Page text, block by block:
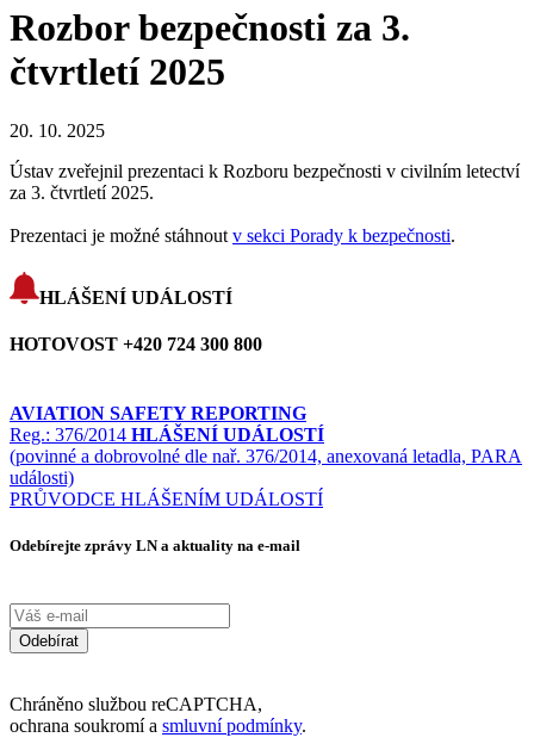
Rozbor bezpečnosti za 3.
čtvrtletí 2025
20. 10. 2025
Ústav zveřejnil prezentaci k Rozboru bezpečnosti v civilním letectví
za 3. čtvrtletí 2025.
Prezentaci je možné stáhnout v sekci Porady k bezpečnosti.
HLÁŠENÍ UDÁLOSTÍ
HOTOVOST +420 724 300 800
AVIATION SAFETY REPORTING
Reg.: 376/2014 HLÁŠENÍ UDÁLOSTÍ
(povinné a dobrovolné dle nař. 376/2014, anexovaná letadla, PARA
události)
PRŮVODCE HLÁŠENÍM UDÁLOSTÍ
Odebírejte zprávy LN a aktuality na e-mail
Odebírat
Chráněno službou reCAPTCHA,
ochrana soukromí a smluvní podmínky.